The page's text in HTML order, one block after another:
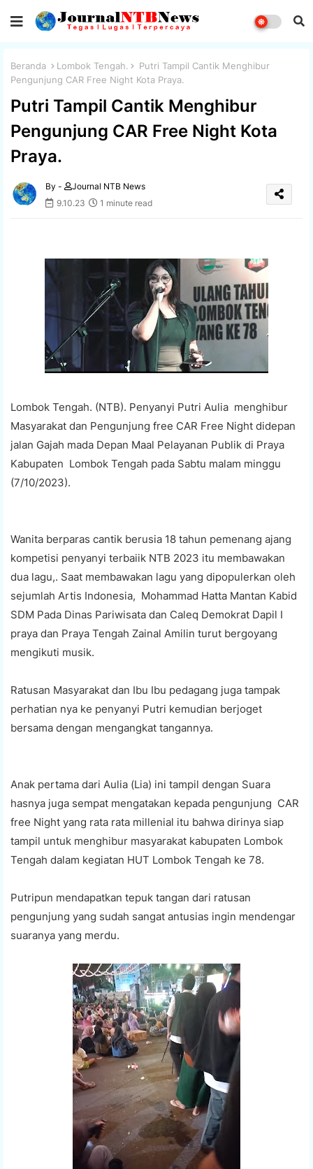
Beranda Lombok Tengah.
Putri Tampil Cantik Menghibur
Pengunjung CAR Free Night Kota Praya.
Putri Tampil Cantik Menghibur
Pengunjung CAR Free Night Kota
Praya.
By -
Journal NTB News
9.10.23
1 minute read
Lombok Tengah. (NTB). Penyanyi Putri Aulia menghibur
Masyarakat dan Pengunjung free CAR Free Night didepan
jalan Gajah mada Depan Maal Pelayanan Publik di Praya
Kabupaten Lombok Tengah pada Sabtu malam minggu
(7/10/2023).
Wanita berparas cantik berusia 18 tahun pemenang ajang
kompetisi penyanyi terbaiik NTB 2023 itu membawakan
dua lagu,. Saat membawakan lagu yang dipopulerkan oleh
sejumlah Artis Indonesia, Mohammad Hatta Mantan Kabid
SDM Pada Dinas Pariwisata dan Caleq Demokrat Dapil I
praya dan Praya Tengah Zainal Amilin turut bergoyang
mengikuti musik.
Ratusan Masyarakat dan Ibu Ibu pedagang juga tampak
perhatian nya ke penyanyi Putri kemudian berjoget
bersama dengan mengangkat tangannya.
Anak pertama dari Aulia (Lia) ini tampil dengan Suara
hasnya juga sempat mengatakan kepada pengunjung CAR
free Night yang rata rata millenial itu bahwa dirinya siap
tampil untuk menghibur masyarakat kabupaten Lombok
Tengah dalam kegiatan HUT Lombok Tengah ke 78.
Putripun mendapatkan tepuk tangan dari ratusan
pengunjung yang sudah sangat antusias ingin mendengar
suaranya yang merdu.